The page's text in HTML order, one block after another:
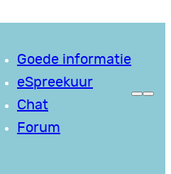
Goede informatie
eSpreekuur
Chat
Forum